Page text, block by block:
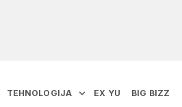
TEHNOLOGIJA EX YU BIG BIZZ